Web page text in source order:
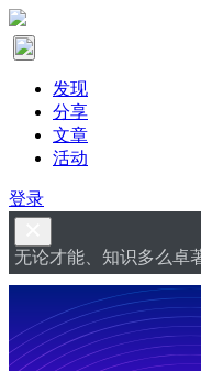
发现
分享
文章
活动
登录
无论才能、知识多么卓